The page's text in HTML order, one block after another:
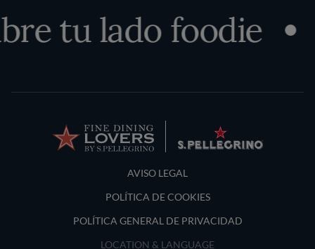
tu lado foodie
Terms and Conditions
AVISO LEGAL
POLÍTICA DE COOKIES
POLÍTICA GENERAL DE PRIVACIDAD
LOCATION & LANGUAGE